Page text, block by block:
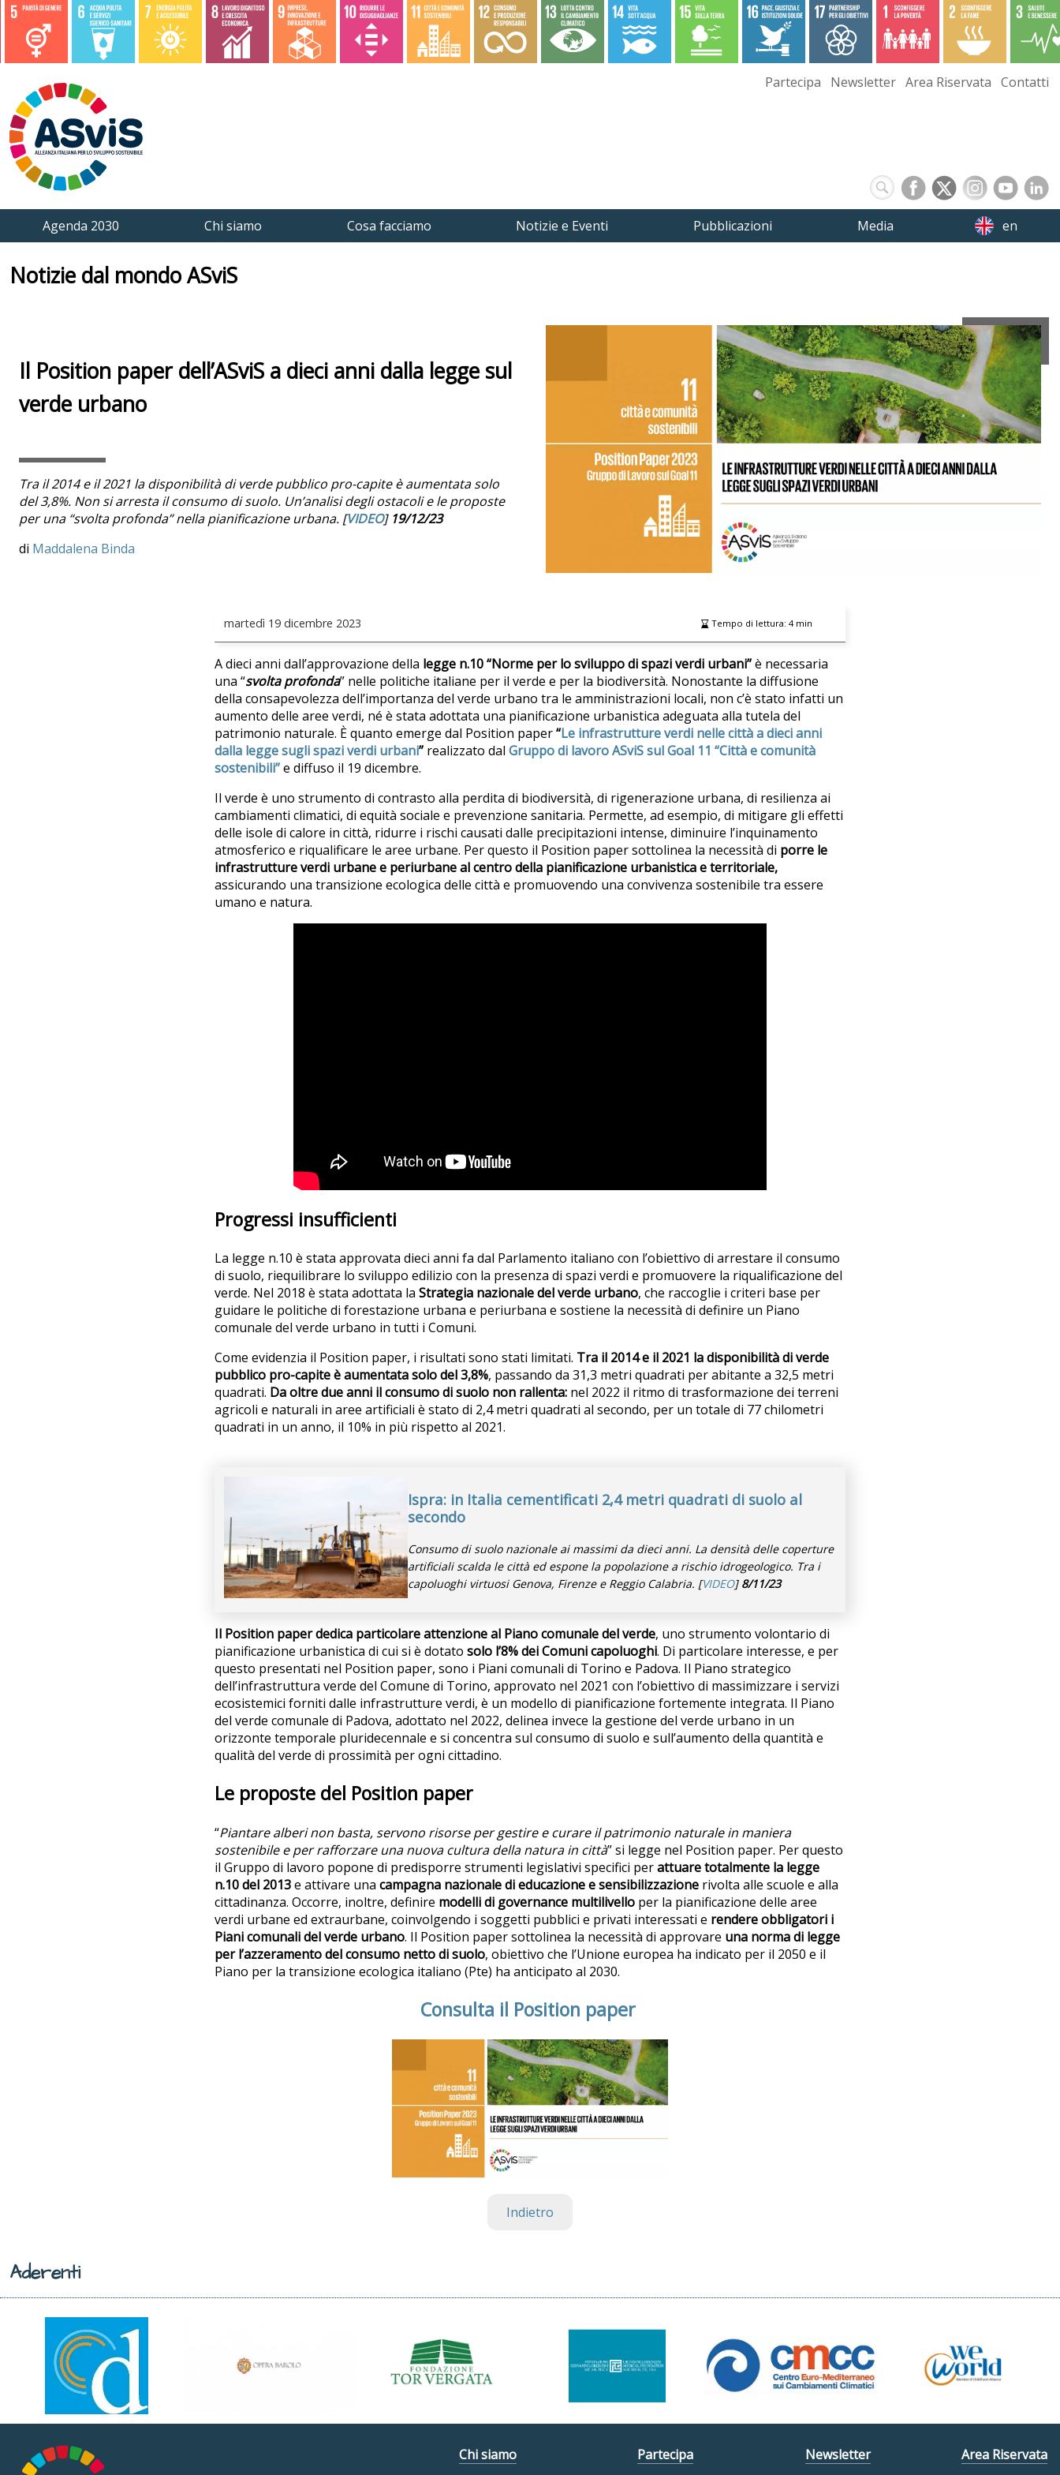
Partecipa Newsletter Area Riservata Contatti
Agenda 2030 Chi siamo Cosa facciamo Notizie e Eventi Pubblicazioni Media en
Notizie dal mondo ASviS
Il Position paper dell’ASviS a dieci anni dalla legge sul
verde urbano
Tra il 2014 e il 2021 la disponibilità di verde pubblico pro-capite è aumentata solo
del 3,8%. Non si arresta il consumo di suolo. Un’analisi degli ostacoli e le proposte
per una “svolta profonda” nella pianificazione urbana. [VIDEO] 19/12/23
Maddalena Binda
martedì 19 dicembre 2023 Tempo di lettura: 4min
A dieci anni dall’approvazione della legge n.10 “Norme per lo sviluppo di spazi verdi urbani”è necessaria
una “svolta profonda” nelle politiche italiane per il verde e per la biodiversità. Nonostante la diffusione
della consapevolezza dell’importanza del verde urbano tra le amministrazioni locali, non c’è stato infatti un
aumento delle aree verdi, né è stata adottata una pianificazione urbanistica adeguata alla tutela del
patrimonio naturale. È quanto emerge dal Position paper“Le infrastrutture verdi nelle città a dieci anni
dalla legge sugli spazi verdi urbani” realizzato dal Gruppo di lavoro ASviS sul Goal 11 “Città e comunità
sostenibili”e diffuso il 19 dicembre.
Il verde è uno strumento di contrasto alla perdita di biodiversità, di rigenerazione urbana, di resilienza ai
cambiamenti climatici, di equità sociale e prevenzione sanitaria. Permette, ad esempio, di mitigare gli effetti
delle isole di calore in città, ridurre i rischi causati dalle precipitazioni intense, diminuire l’inquinamento
atmosferico e riqualificare le aree urbane. Per questo il Position paper sottolinea la necessità di porre le
infrastrutture verdi urbane e periurbane al centro della pianificazione urbanistica e territoriale,
assicurando una transizione ecologica delle città e promuovendo una convivenza sostenibile tra essere
umano e natura.
Progressi insufficienti
La legge n.10 è stata approvata dieci anni fa dal Parlamento italiano con l’obiettivo di arrestare il consumo
di suolo, riequilibrare lo sviluppo edilizio con la presenza di spazi verdi e promuovere la riqualificazione del
verde. Nel 2018 è stata adottata la Strategia nazionale del verde urbano, che raccoglie i criteri base per
guidare le politiche di forestazione urbana e periurbana e sostiene la necessità di definire un Piano
comunale del verde urbano in tutti i Comuni.
Come evidenzia il Position paper, i risultati sono stati limitati. Tra il 2014 e il 2021 la disponibilità di verde
pubblico pro-capite è aumentata solo del 3,8%, passando da 31,3 metri quadrati per abitante a 32,5 metri
quadrati. Da oltre due anni il consumo di suolo non rallenta: nel 2022 il ritmo di trasformazione dei terreni
agricoli e naturali in aree artificiali è stato di 2,4 metri quadrati al secondo, per un totale di 77 chilometri
quadrati in un anno, il 10% in più rispetto al 2021.
Ispra: in Italia cementificati 2,4 metri quadrati di suolo al
secondo
Consumo di suolo nazionale ai massimi da dieci anni. La densità delle coperture
artificiali scalda le città ed espone la popolazione a rischio idrogeologico. Tra i
capoluoghi virtuosi Genova, Firenze e Reggio Calabria. [VIDEO] 8/11/23
Il Position paper dedica particolare attenzione al Piano comunale del verde, uno strumento volontario di
pianificazione urbanistica di cui si è dotato solo l’8% dei Comuni capoluoghi. Di particolare interesse, e per
questo presentati nel Position paper, sono i Piani comunali di Torino e Padova. Il Piano strategico
dell’infrastruttura verde del Comune di Torino, approvato nel 2021 con l’obiettivo di massimizzare i servizi
ecosistemici forniti dalle infrastrutture verdi, è un modello di pianificazione fortemente integrata. Il Piano
del verde comunale di Padova, adottato nel 2022, delinea invece la gestione del verde urbano in un
orizzonte temporale pluridecennale e si concentra sul consumo di suolo e sull’aumento della quantità e
qualità del verde di prossimità per ogni cittadino.
Le proposte del Position paper
“Piantare alberi non basta, servono risorse per gestire e curare il patrimonio naturale in maniera
sostenibile e per rafforzare una nuova cultura della natura in città” si legge nel Position paper. Per questo
il Gruppo di lavoro popone di predisporre strumenti legislativi specifici perattuare totalmente la legge
n.10 del 2013e attivare una campagna nazionale di educazione e sensibilizzazione rivolta alle scuole e alla
cittadinanza. Occorre, inoltre, definire modelli di governance multilivello per la pianificazione delle aree
verdi urbane ed extraurbane, coinvolgendo i soggetti pubblici e privati interessati e rendere obbligatori i
Piani comunali del verde urbano. Il Position paper sottolinea la necessità di approvare una norma di legge
per l’azzeramento del consumo netto di suolo, obiettivo che l’Unione europea ha indicato per il 2050 e il
Piano per la transizione ecologica italiano (Pte) ha anticipato al 2030.
Consulta il Position paper
Indietro
Aderenti
Chi siamo Partecipa Newsletter Area Riservata